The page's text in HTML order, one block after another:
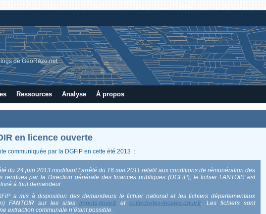
de GeoRezo.net
Ressources Analyse À propos
en licence ouverte
communiquée par la DGFiP en cette été 2013 :
du 24 juin 2013 modifiant l’arrêté du 16 mai 2011 relatif aux conditions de rémunération des
rendues par la Direction générale des finances publiques (DGFiP), le fichier FANTOIR est
à tout demandeur.
a mis à disposition des demandeurs le fichier national et les fichiers départementaux
FANTOIR sur les sites impots.gouv.fret collectivites-locales.gouv.fr. Les fichiers sont
extraction communale n’étant possible.